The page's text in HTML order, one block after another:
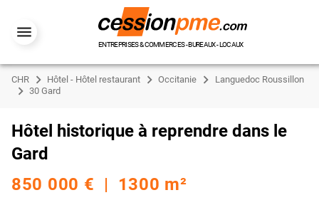
ENTREPRISES & COMMERCES - BUREAUX - LOCAUX
CHR Hôtel - Hôtel restaurant Occitanie
Languedoc Roussillon
30 Gard
Hôtel historique à reprendre dans le
Gard
850 000 € | 1300 m²